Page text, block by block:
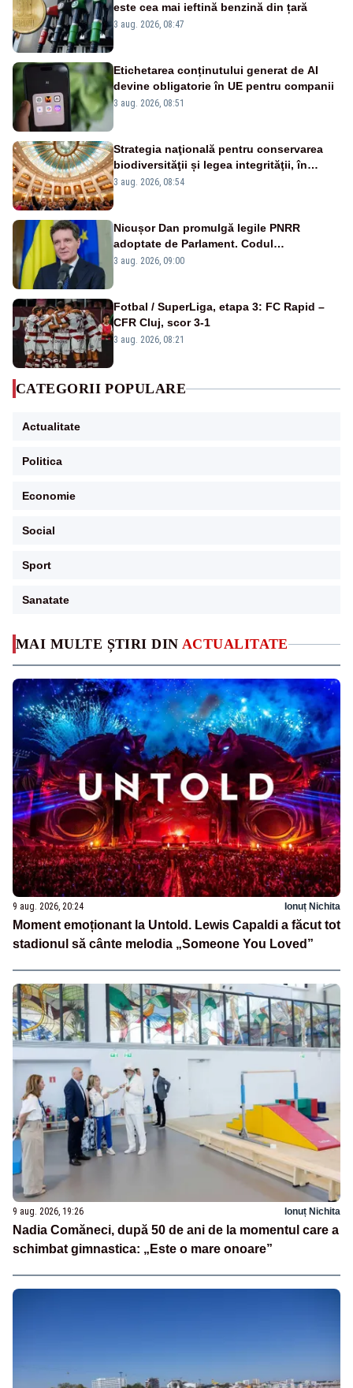
MAI MULTE ȘTIRI DIN ACTUALITATE
9 aug. 2026, 20:24 Ionuț Nichita
Moment emoționant la Untold. Lewis Capaldi a făcut tot
stadionul să cânte melodia „Someone You Loved”
9 aug. 2026, 19:26 Ionuț Nichita
Nadia Comăneci, după 50 de ani de la momentul care a
schimbat gimnastica: „Este o mare onoare”
este cea mai ieftină benzină din țară
3 aug. 2026, 08:47
Etichetarea conținutului generat de AI
devine obligatorie în UE pentru companii
3 aug. 2026, 08:51
Strategia naţională pentru conservarea
biodiversităţii și legea integrităţii, în
dezbatere
3 aug. 2026, 08:54
Nicușor Dan promulgă legile PNRR
adoptate de Parlament. Codul
urbanismului, printre actele normative
3 aug. 2026, 09:00
Fotbal / SuperLiga, etapa 3: FC Rapid –
CFR Cluj, scor 3-1
3 aug. 2026, 08:21
CATEGORII POPULARE
Actualitate
Politica
Economie
Social
Sport
Sanatate